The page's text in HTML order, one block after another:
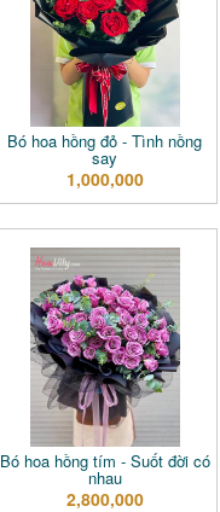
Bó hoa hồng đỏ - Tình nồng
say
1,000,000
Bó hoa hồng tím - Suốt đời có
nhau
2,800,000